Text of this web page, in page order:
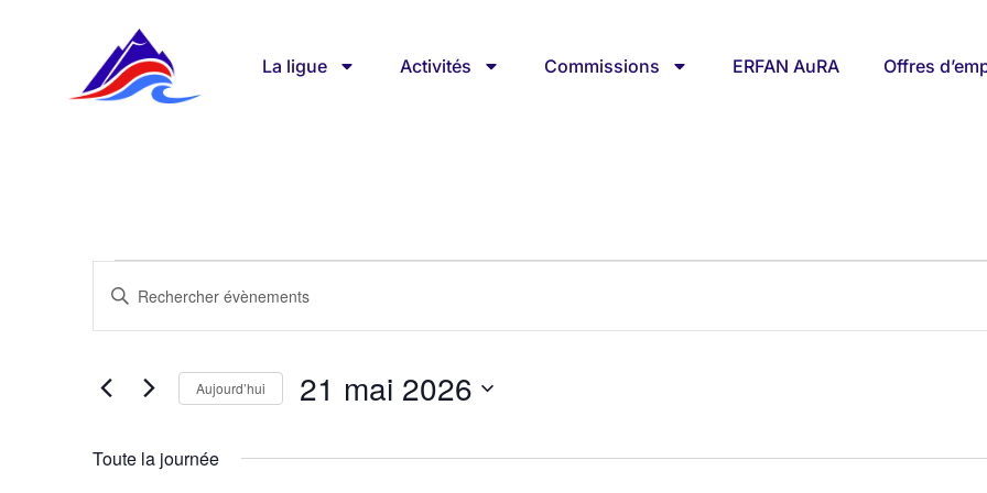
La ligue Activités Commissions ERFAN AuRA Offres
Recherche
et
navigation
Saisir
mot-
Rechercher
mot-
Aujourd’hui 21 mai 2026
date.
Toute la journée